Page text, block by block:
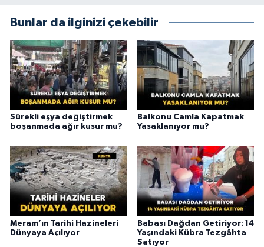
Bunlar da ilginizi çekebilir
Sürekli eşya değiştirmek
boşanmada ağır kusur mu?
Balkonu Camla Kapatmak
Yasaklanıyor mu?
Meram’ın Tarihi Hazineleri
Dünyaya Açılıyor
Babası Dağdan Getiriyor: 14
Yaşındaki Kübra Tezgâhta
Satıyor